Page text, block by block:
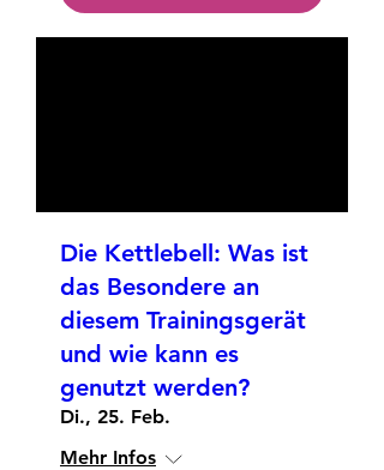
Die Kettlebell: Was ist
das Besondere an
diesem Trainingsgerät
und wie kann es
genutzt werden?
Di., 25. Feb.
Mehr Infos